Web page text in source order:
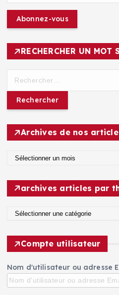
r
s
s
m
i
l
Abonnez-vous
RECHERCHER UN MOT
h
c
:
Archives de nos
c
s
n
o
archives articles par
c
v
e
Compte utilisateur
Nom d'utilisateur ou adresse